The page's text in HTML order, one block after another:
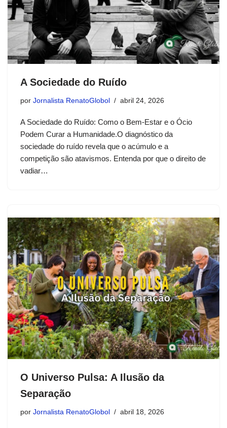
A Sociedade do Ruído
por Jornalista RenatoGlobol abril 24, 2026
A Sociedade do Ruído: Como o Bem-Estar e o Ócio
Podem Curar a Humanidade.O diagnóstico da
sociedade do ruído revela que o acúmulo e a
competição são atavismos. Entenda por que o direito de
vadiar…
O Universo Pulsa: A Ilusão da
Separação
por Jornalista RenatoGlobol abril 18, 2026